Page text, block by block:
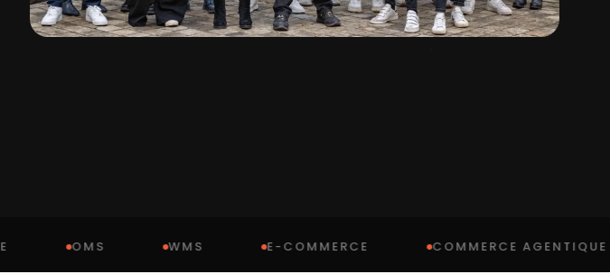
OMS WMS E-COMMERCE COMMERCE AGENTIQUE